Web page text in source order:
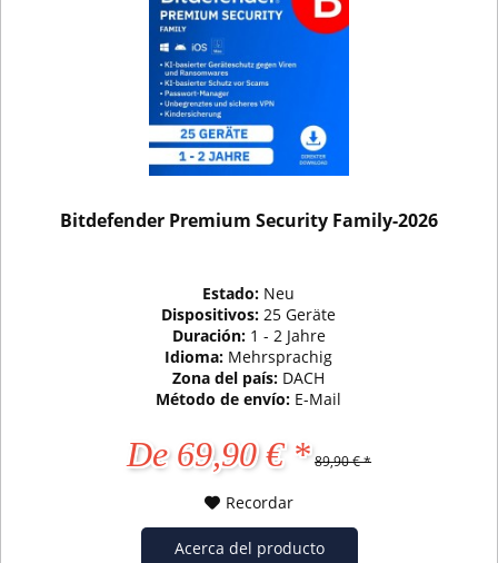
Bitdefender Premium Security Family-2026
Estado: Neu
Dispositivos:25 Geräte
Duración: 1 - 2 Jahre
Idioma: Mehrsprachig
Zona del país: DACH
Método de envío: E-Mail
De 69,90 € * 89,90 € *
Recordar
Acerca del producto